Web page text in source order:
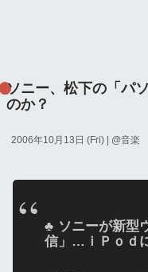
ソニー、松下の「パ
のか？
2006年10月13日 (Fri) | @音楽
ソニーが新型
信」…ｉＰｏｄ